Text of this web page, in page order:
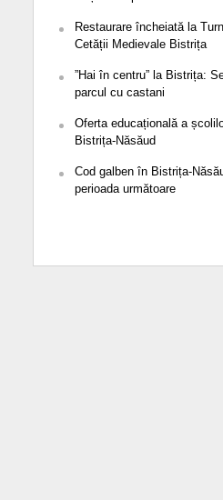
Restaurare încheiată la
Cetății Medievale Bistrița
”Hai în centru” la Bistrița:
parcul cu castani
Oferta educațională a
Bistrița-Năsăud
Cod galben în Bistrița-
perioada următoare